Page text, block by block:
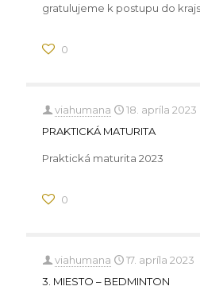
gratulujeme k postupu do
0
viahumana
18. apríla 2023
PRAKTICKÁ MATURITA
Praktická maturita 2023
0
viahumana
17. apríla 2023
3. MIESTO – BEDMINTON